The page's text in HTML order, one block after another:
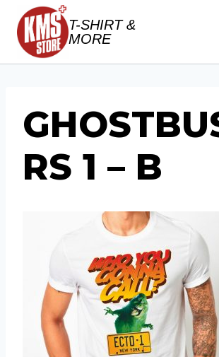
Salta
contenuto
T-SHIRT &
MORE
RS 1 – B